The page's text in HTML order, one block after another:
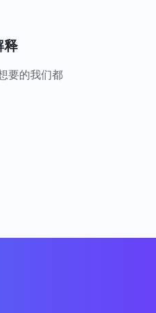
释
要的我们都